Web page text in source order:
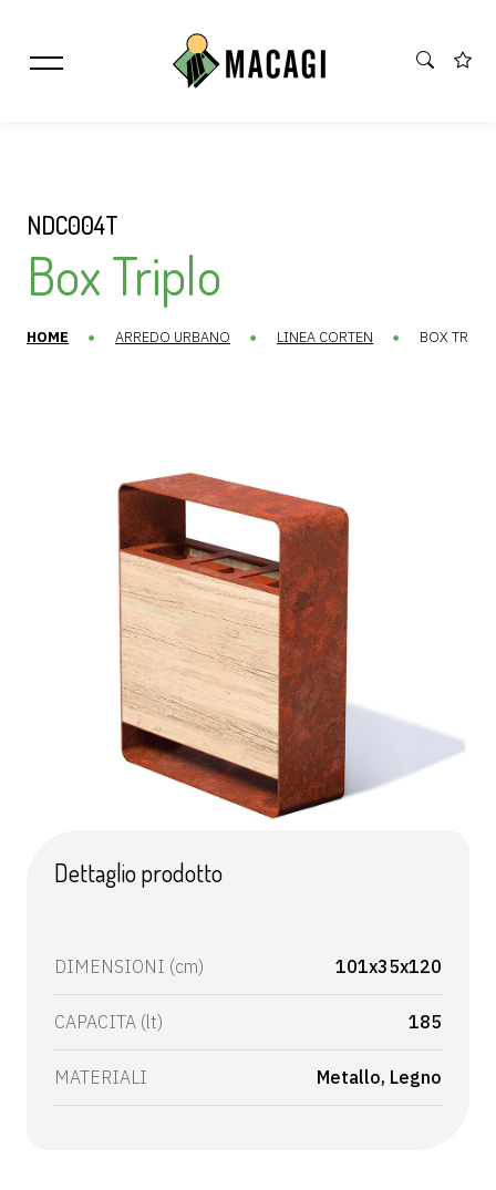
NDC004T
Box Triplo
HOME ARREDO URBANO LINEA CORTEN BOX
Dettaglio prodotto
DIMENSIONI (cm) 101x35x120
CAPACITA (lt) 185
MATERIALI Metallo Legno